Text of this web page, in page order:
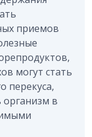
приемов
могут стать
перекуса,
в